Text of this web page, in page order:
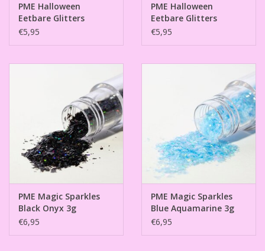
PME Halloween
Eetbare Glitters
Pompoen 1g
€5,95
PME Halloween
Eetbare Glitters
Vleermuis 1g
€5,95
PME Magic Sparkles
Black Onyx 3g
€6,95
PME Magic Sparkles
Blue Aquamarine 3g
€6,95